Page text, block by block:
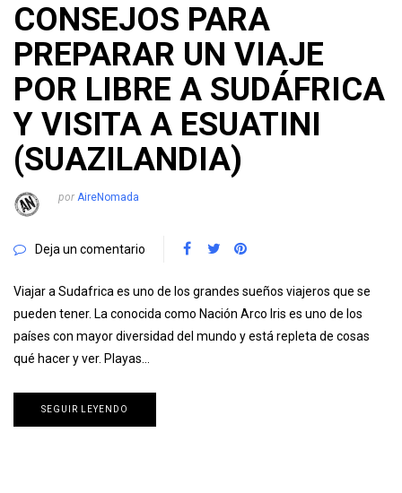
CONSEJOS PARA
PREPARAR UN VIAJE
POR LIBRE A SUDÁFRICA
Y VISITA A ESUATINI
(SUAZILANDIA)
por AireNomada
Deja un comentario
Viajar a Sudafrica es uno de los grandes sueños viajeros que se
pueden tener. La conocida como Nación Arco Iris es uno de los
países con mayor diversidad del mundo y está repleta de cosas
qué hacer y ver. Playas…
SEGUIR LEYENDO